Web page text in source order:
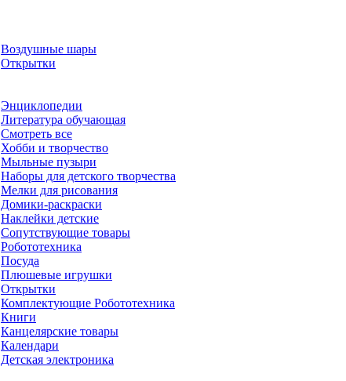
Воздушные шары
Открытки
Энциклопедии
Литература обучающая
Смотреть все
Хобби и творчество
Мыльные пузыри
Наборы для детского творчества
Мелки для рисования
Домики-раскраски
Наклейки детские
Сопутствующие товары
Робототехника
Посуда
Плюшевые игрушки
Открытки
Комплектующие Робототехника
Книги
Канцелярские товары
Календари
Детская электроника